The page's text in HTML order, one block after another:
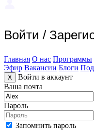
Войти /
Главная О нас Программы
Эфир Вакансии Блоги
X
Войти в аккаунт
Ваша почта
Пароль
Запомнить пароль